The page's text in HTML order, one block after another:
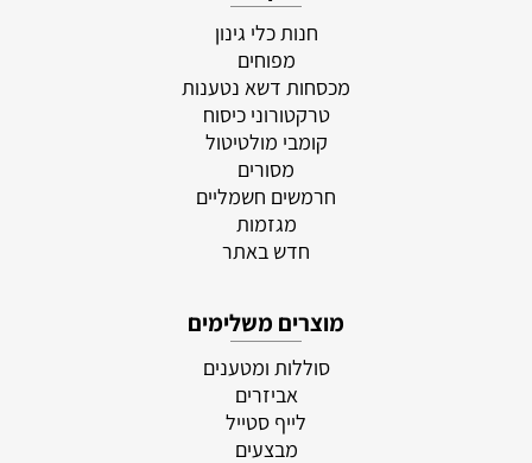
חנות כלי גינון
מפוחים
מכסחות דשא נטענות
טרקטורוני כיסוח
קומבי מולטיטול
מסורים
חרמשים חשמליים
מגזמות
חדש באתר
מוצרים משלימים
סוללות ומטענים
אביזרים
לייף סטייל
מבצעים